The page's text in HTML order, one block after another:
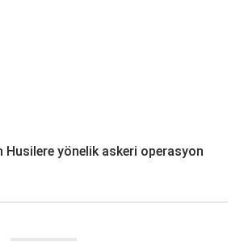
Husilere yönelik askeri operasyon